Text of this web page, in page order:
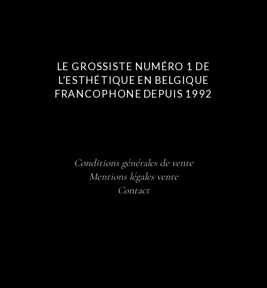
LE GROSSISTE NUMÉRO 1 DE
L’ESTHÉTIQUE EN BELGIQUE
FRANCOPHONE DEPUIS 1992
Conditions générales de vente
Mentions légales vente
Contact